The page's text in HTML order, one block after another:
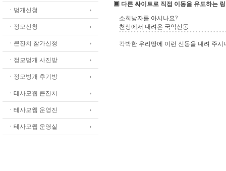
ㆍ벙개신청
ㆍ정모신청
ㆍ큰잔치 참가신청
ㆍ정모벙개 사진방
ㆍ정모벙개 후기방
ㆍ테사모웹 큰잔치
ㆍ테사모웹 운영진
ㆍ테사모웹 운영실
▣ 다른 싸이트로 직접 이동을 유도하는
소희낭자를 아시나요?
천상에서 내려온 국악신동
각박한 우리땅에 이런 신동을 내려 주